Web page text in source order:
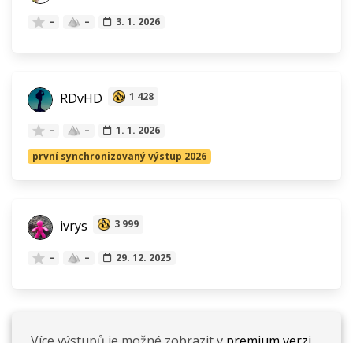
– – 3. 1. 2026
RDvHD 1 428
– –
1. 1. 2026
první synchronizovaný výstup 2026
ivrys 3 999
– – 29. 12. 2025